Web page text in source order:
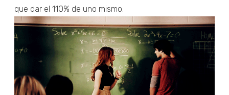
que dar el 110% de uno mismo.